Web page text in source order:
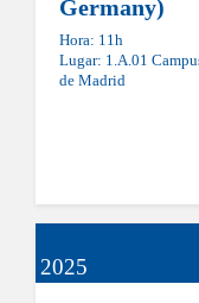
Germany)
Hora: 11h
Lugar: 1.A.01
de Madrid
2025